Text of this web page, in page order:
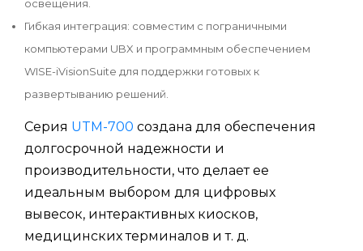
освещения.
Гибкая интеграция: совместим с пограничными
компьютерами UBX и программным обеспечением
WISE-iVisionSuite для поддержки готовых к
развертыванию решений.
Серия UTM-700 создана для обеспечения
долгосрочной надежности и
производительности, что делает ее
идеальным выбором для цифровых
вывесок, интерактивных киосков,
медицинских терминалов и т. д.